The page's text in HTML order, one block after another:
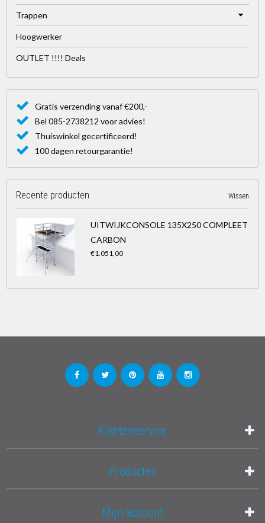
Trappen
Hoogwerker
OUTLET !!!! Deals
Gratis verzending vanaf €200,-
Bel 085-2738212 voor advies!
Thuiswinkel gecertificeerd!
100 dagen retourgarantie!
Recente producten Wissen
UITWIJKCONSOLE 135X250 COMPLEET
CARBON
€1.051,00
Klantenservice
Producten
Mijn account